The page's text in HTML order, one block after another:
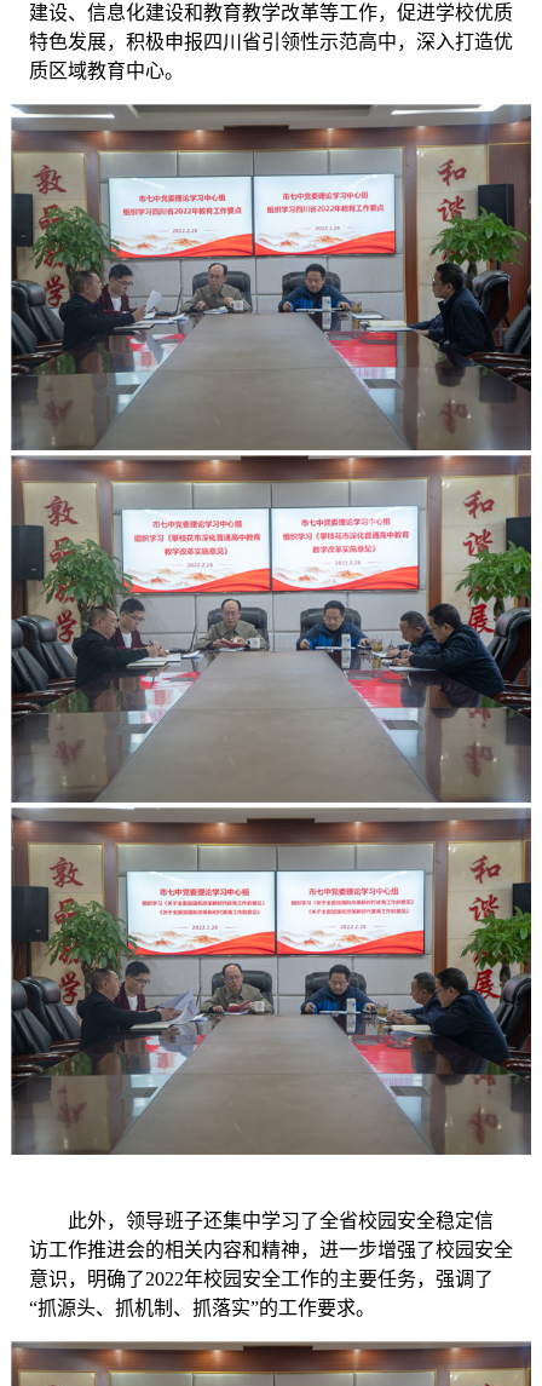
建设、信息化建设和教育教学改革等工作，促进学校优质
特色发展，积极申报四川省引领性示范高中，深入打造优
质区域教育中心。
此外，领导班子还集中学习了全省校园安全稳定信
访工作推进会的相关内容和精神，进一步增强了校园安全
意识，明确了2022年校园安全工作的主要任务，强调了
“抓源头、抓机制、抓落实”的工作要求。